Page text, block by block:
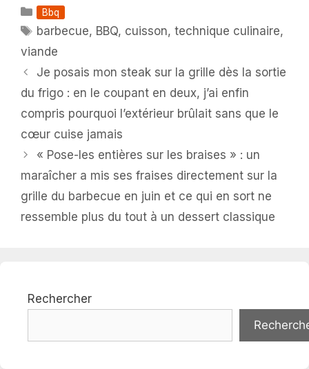
Catégories
Bbq
Étiquettes
barbecue, BBQ, cuisson,technique culinaire,
viande
Je posais mon steak sur la grille dès la sortie
du frigo : en le coupant en deux, j’ai enfin
compris pourquoi l’extérieur brûlait sans que le
cœur cuise jamais
« Pose-les entières sur les braises » : un
maraîcher a mis ses fraises directement sur la
grille du barbecue en juin et ce qui en sort ne
ressemble plus du tout à un dessert classique
Rechercher